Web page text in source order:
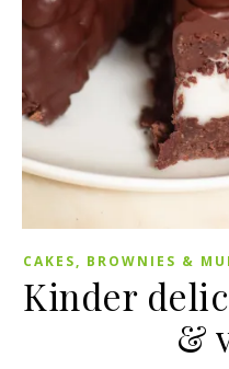
CAKES, BROWNIES &
Kinder
&